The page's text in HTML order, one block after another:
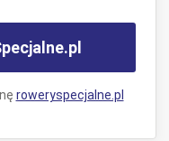
roweryspecjalne.pl